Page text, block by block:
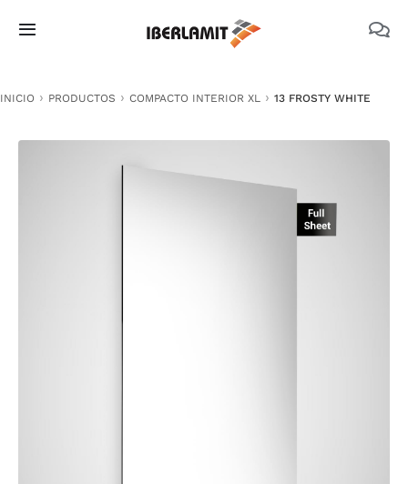
Toggle
NOSOTROS
INICIO PRODUCTOS COMPACTO INTERIOR XL 13 FROSTY WHITE